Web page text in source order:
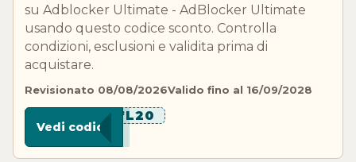
su Adblocker Ultimate - AdBlocker Ultimate
usando questo codice sconto. Controlla
condizioni, esclusioni e validita prima di
acquistare.
Revisionato 08/08/2026Valido fino al 16/09/2028
******L20
Vedi codice